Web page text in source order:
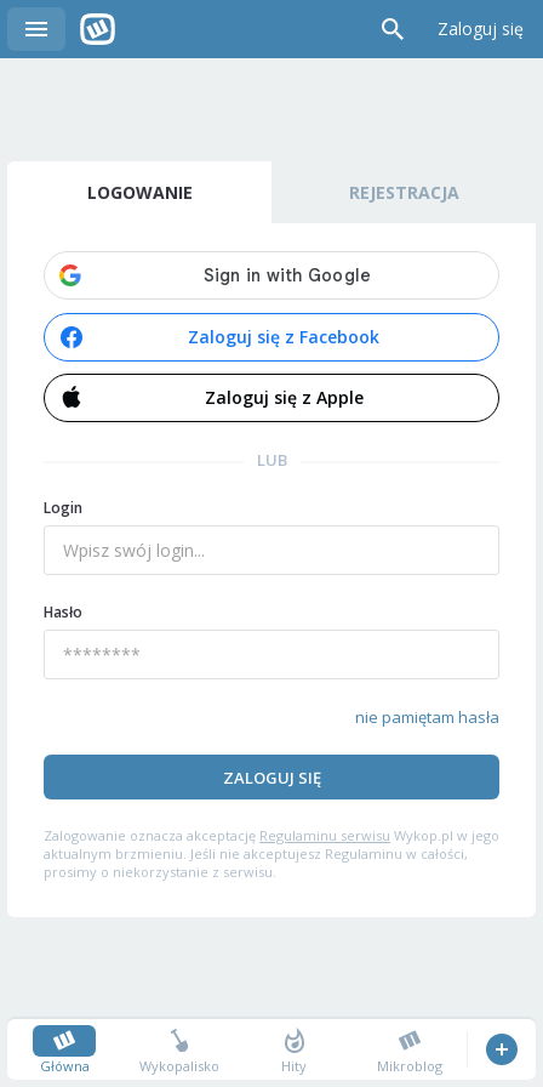
Zaloguj się
LOGOWANIE REJESTRACJA
Zaloguj się z Facebook
Zaloguj się z Apple
LUB
Login
Hasło
nie pamiętam hasła
ZALOGUJ SIĘ
Zalogowanie oznacza akceptację Regulaminu serwisu Wykop.pl w jego
aktualnym brzmieniu. Jeśli nie akceptujesz Regulaminu w całości,
prosimy o niekorzystanie z serwisu.
Główna Wykopalisko Hity Mikroblog